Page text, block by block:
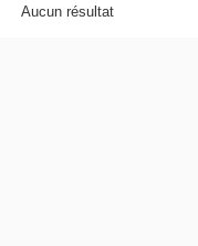
Aucun résultat